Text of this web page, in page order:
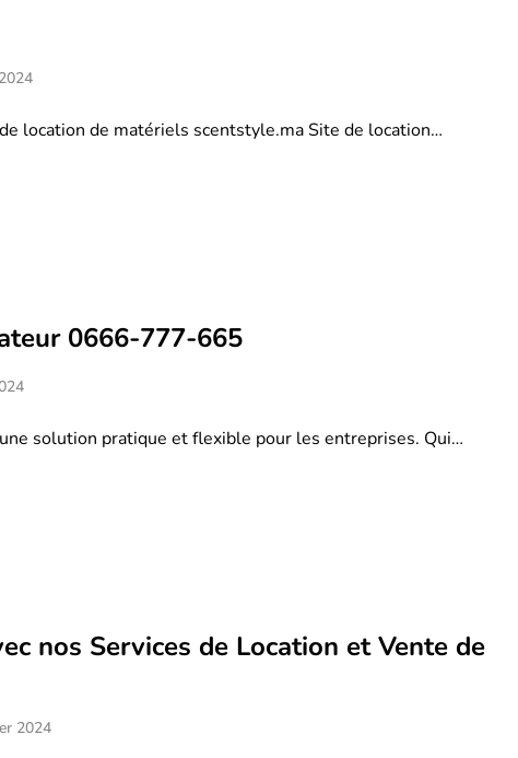
location de matériels scentstyle.ma Site de location…
0666-777-665
solution pratique et flexible pour les entreprises. Qui…
nos Services de Location et Vente de
2024